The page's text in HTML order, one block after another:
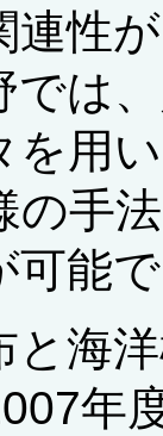
連性
では
を用
の手
可能
と海
年